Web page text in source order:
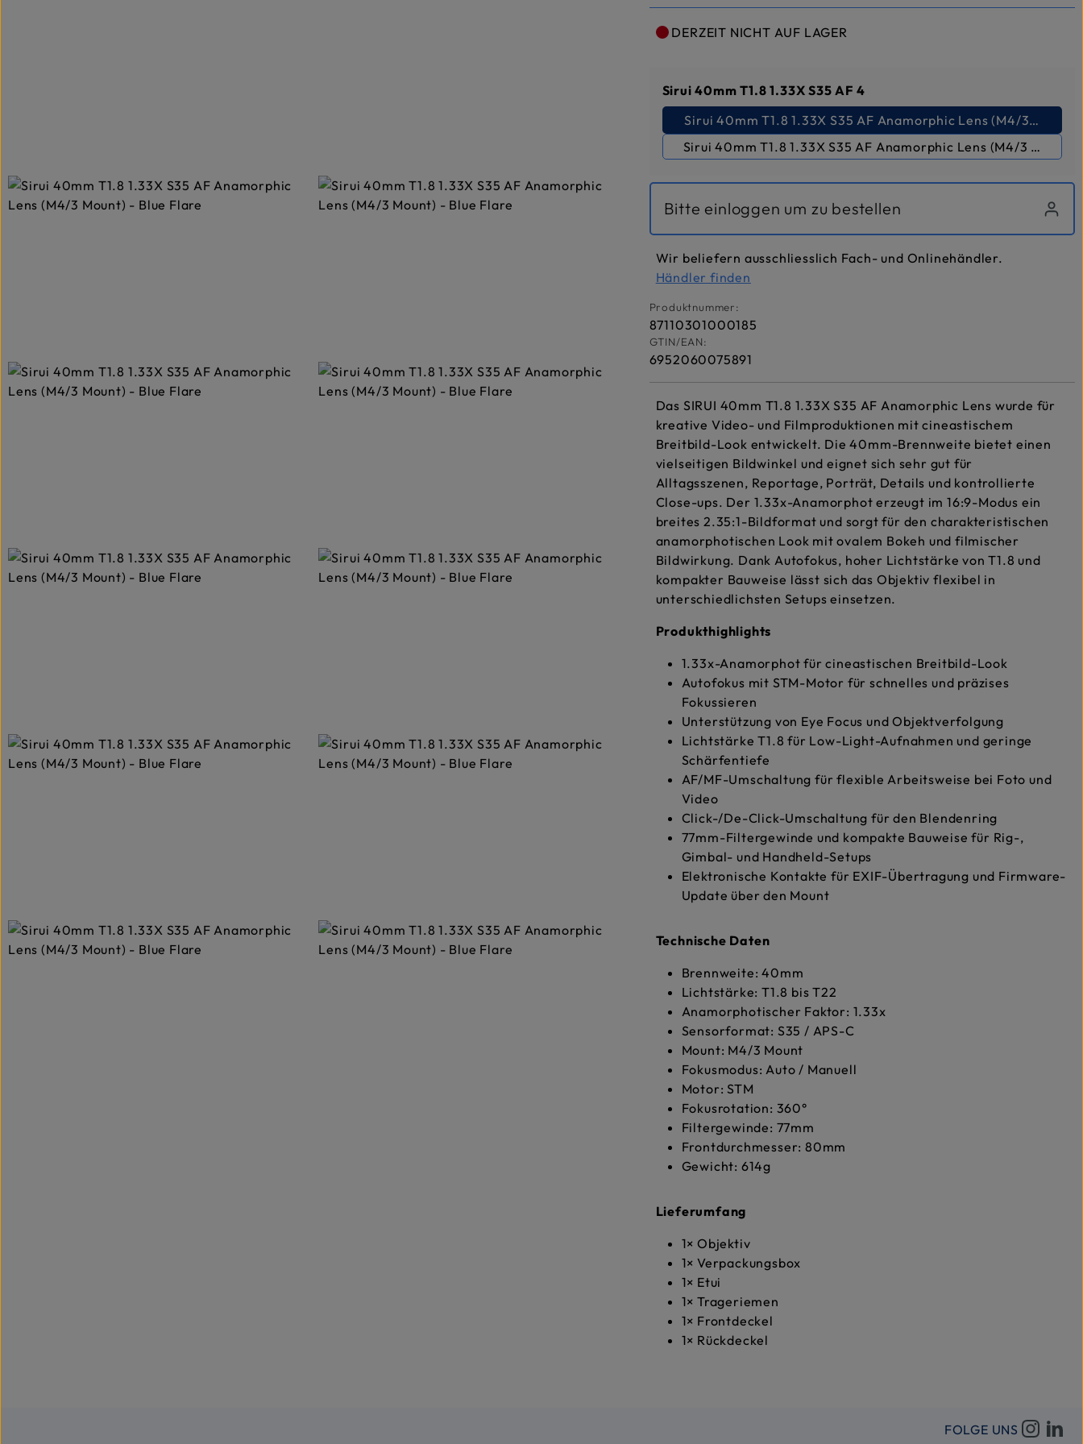
DERZEIT NICHT AUF LAGER
Sirui 40mm T1.8 1.33X S35 AF 4auswählen
Sirui 40mm T1.8 1.33X S35 AF Anamorphic Lens (M4/3 Mount)
Sirui 40mm T1.8 1.33X S35 AF Anamorphic Lens (M4/3 Mount)
Bitte einloggen um zu bestellen
Wir beliefern ausschliesslich Fach- und Onlinehändler.
Händler finden
Produktnummer:
87110301000185
GTIN/EAN:
6952060075891
Das SIRUI 40mm T1.8 1.33X S35 AF Anamorphic Lens wurde für
kreative Video- und Filmproduktionen mit cineastischem
Breitbild-Look entwickelt. Die 40mm-Brennweite bietet einen
vielseitigen Bildwinkel und eignet sich sehr gut für
Alltagsszenen, Reportage, Porträt, Details und kontrollierte
Close-ups. Der 1.33x-Anamorphot erzeugt im 16:9-Modus ein
breites 2.35:1-Bildformat und sorgt für den charakteristischen
anamorphotischen Look mit ovalem Bokeh und filmischer
Bildwirkung. Dank Autofokus, hoher Lichtstärke von T1.8 und
kompakter Bauweise lässt sich das Objektiv flexibel in
unterschiedlichsten Setups einsetzen.
Produkthighlights
1.33x-Anamorphot für cineastischen Breitbild-Look
Autofokus mit STM-Motor für schnelles und präzises
Fokussieren
Unterstützung von Eye Focus und Objektverfolgung
Lichtstärke T1.8 für Low-Light-Aufnahmen und geringe
Schärfentiefe
AF/MF-Umschaltung für flexible Arbeitsweise bei Foto und
Video
Click-/De-Click-Umschaltung für den Blendenring
77mm-Filtergewinde und kompakte Bauweise für Rig-,
Gimbal- und Handheld-Setups
Elektronische Kontakte für EXIF-Übertragung und Firmware-
Update über den Mount
Technische Daten
Brennweite: 40mm
Lichtstärke: T1.8 bis T22
Anamorphotischer Faktor: 1.33x
Sensorformat: S35 / APS-C
Mount: M4/3 Mount
Fokusmodus: Auto / Manuell
Motor: STM
Fokusrotation: 360°
Filtergewinde: 77mm
Frontdurchmesser: 80mm
Gewicht: 614g
Lieferumfang
1× Objektiv
1× Verpackungsbox
1× Etui
1× Trageriemen
1× Frontdeckel
1× Rückdeckel
FOLGE UNS